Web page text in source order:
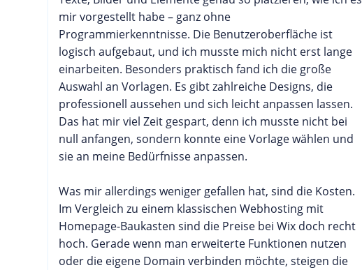
mir vorgestellt habe – ganz ohne
Programmierkenntnisse. Die Benutzeroberfläche ist
logisch aufgebaut, und ich musste mich nicht erst lange
einarbeiten. Besonders praktisch fand ich die große
Auswahl an Vorlagen. Es gibt zahlreiche Designs, die
professionell aussehen und sich leicht anpassen lassen.
Das hat mir viel Zeit gespart, denn ich musste nicht bei
null anfangen, sondern konnte eine Vorlage wählen und
sie an meine Bedürfnisse anpassen.
Was mir allerdings weniger gefallen hat, sind die Kosten.
Im Vergleich zu einem klassischen Webhosting mit
Homepage-Baukasten sind die Preise bei Wix doch recht
hoch. Gerade wenn man erweiterte Funktionen nutzen
oder die eigene Domain verbinden möchte, steigen die